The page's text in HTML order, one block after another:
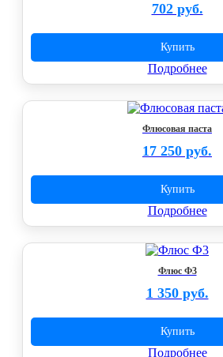
702 руб.
Купить
Подробнее
Флюсовая паста
17 250 руб.
Купить
Подробнее
Флюс Ф3
1 350 руб.
Купить
Подробнее